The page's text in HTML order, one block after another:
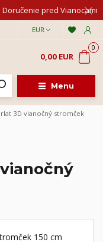
pred Vianocami
Menu
EUR
0
0,00 EUR
3D vianočný stromček